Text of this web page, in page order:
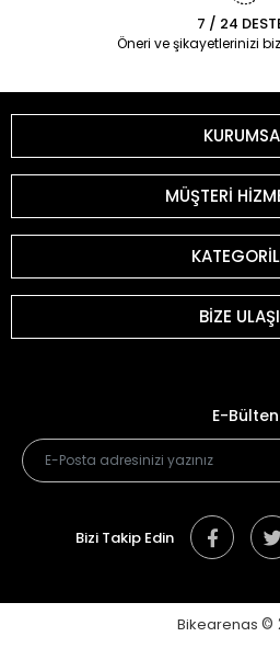
7 / 24
Öneri ve şikayetlerinizi
MÜŞTERİ
BİZE
E-Bülten
Bizi Takip Edin
Bikearenas ©